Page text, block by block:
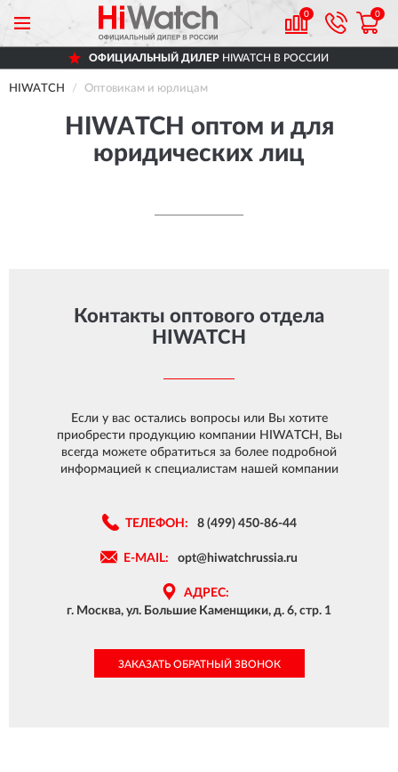
0 0
ОФИЦИАЛЬНЫЙ ДИЛЕРHIWATCH В РОССИИ
HIWATCH Оптовикам и юрлицам
HIWATCH оптом и для
юридических лиц
Контакты оптового отдела
HIWATCH
Если у вас остались вопросы или Вы хотите
приобрести продукцию компании HIWATCH, Вы
всегда можете обратиться за более подробной
информацией к специалистам нашей компании
ТЕЛЕФОН: 8 (499) 450-86-44
E-MAIL: opt@hiwatchrussia.ru
АДРЕС:
г. Москва, ул. Большие Каменщики, д. 6, стр. 1
ЗАКАЗАТЬ ОБРАТНЫЙ ЗВОНОК